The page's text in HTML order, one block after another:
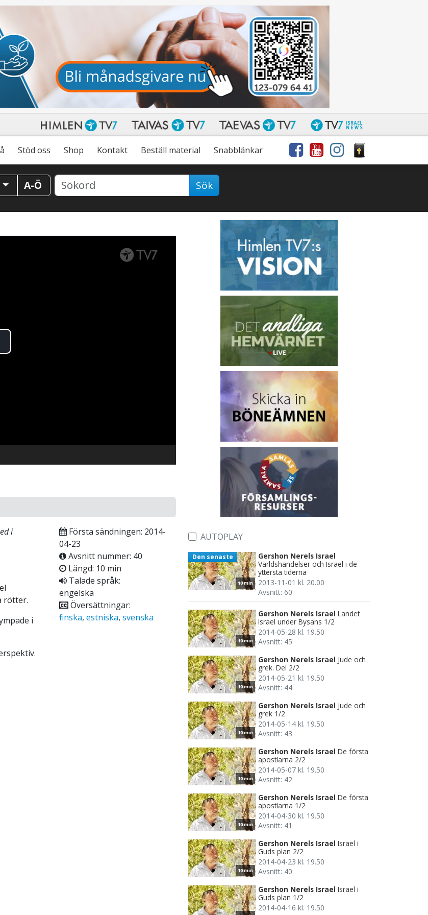
Stöd oss Shop Kontakt Beställ material Snabblänkar
A-Ö Sök
i
rötter.
i
Första sändningen: 2014-
04-23
Avsnitt nummer: 40
Längd: 10 min
Talade språk:
engelska
Översättningar:
finska, estniska, svenska
AUTOPLAY
10 min
Den senaste
Gershon Nerels Israel
Världshändelser och Israel i de
yttersta tiderna
2013-11-01 kl. 20.00
Avsnitt: 60
10 min
Gershon Nerels Israel Landet
Israel under Bysans 1/2
2014-05-28 kl. 19.50
Avsnitt: 45
10 min
Gershon Nerels Israel Jude och
grek. Del 2/2
2014-05-21 kl. 19.50
Avsnitt: 44
10 min
Gershon Nerels Israel Jude och
grek 1/2
2014-05-14 kl. 19.50
Avsnitt: 43
10 min
Gershon Nerels Israel De första
apostlarna 2/2
2014-05-07 kl. 19.50
Avsnitt: 42
10 min
Gershon Nerels Israel De första
apostlarna 1/2
2014-04-30 kl. 19.50
Avsnitt: 41
10 min
Gershon Nerels Israel Israel i
Guds plan 2/2
2014-04-23 kl. 19.50
Avsnitt: 40
Gershon Nerels Israel Israel i
Guds plan 1/2
2014-04-16 kl. 19.50